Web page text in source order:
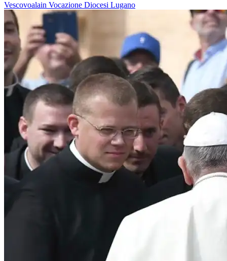
Vescovoalain Vocazione Diocesi Lugano